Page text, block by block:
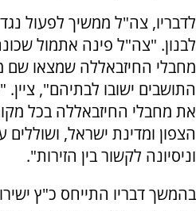
לדבריו, צה"ל ממשיך לפעול
לבנון. "צה"ל פינה אתמול
מחבלי החיזבאללה שמצאו
התושבים ישובו לבתיהם",
את מחבלי החיזבאללה בכל
הצפון ומדינת ישראל,
וניסיונה לקשור בין הזירות".
בהמשך דבריו התייחס כ"ץ